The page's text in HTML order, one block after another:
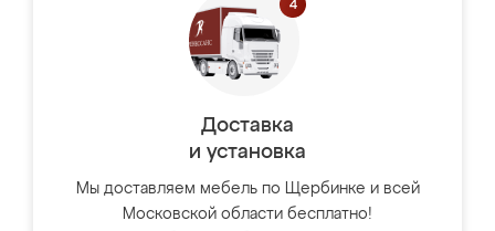
Доставка
и установка
Мы доставляем мебель по Щербинке и всей
Московской области бесплатно!